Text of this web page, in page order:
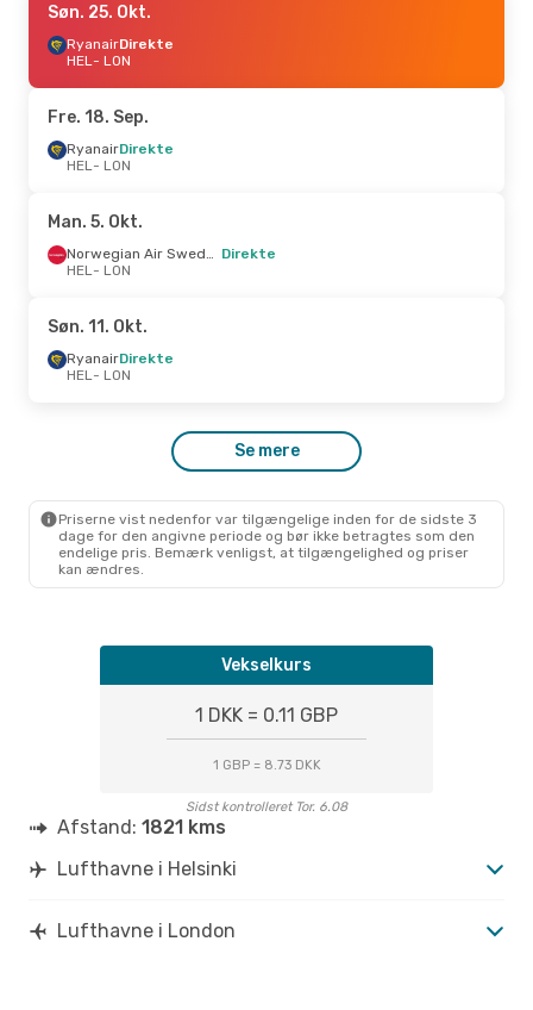
Tor. 1. Okt.- Lør. 3. Okt.
HEL- LON
LON- HEL
Søn. 23. Aug.- Tir. 25. Aug.
1 Mellemlanding
LON- HEL
Søn. 25. Okt.
RyanairDirekte
HEL- LON
Fre. 18. Sep.
RyanairDirekte
HEL- LON
Man. 5. Okt.
Norwegian Air Sweden Direkte
HEL- LON
Søn. 11. Okt.
RyanairDirekte
HEL- LON
Se mere
Priserne vist nedenfor var tilgængelige inden for de sidste 3
dage for den angivne periode og bør ikke betragtes som den
endelige pris. Bemærk venligst, at tilgængelighed og priser
kan ændres.
Vekselkurs
1 DKK = 0.11 GBP
1 GBP = 8.73 DKK
Sidst kontrolleret Tor. 6.08
Afstand: 1821 kms
Lufthavne i Helsinki
Lufthavne i London